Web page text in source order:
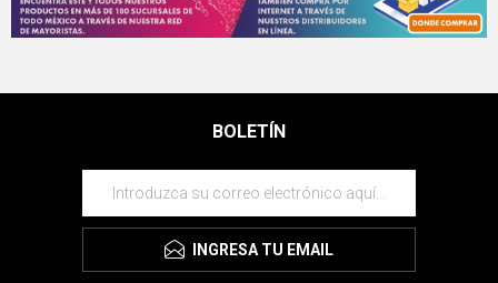
BOLETÍN
INGRESA TU EMAIL